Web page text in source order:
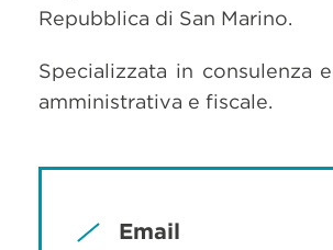
Repubblica di San Marino.
Specializzata in consulenza
amministrativa e fiscale.
Email